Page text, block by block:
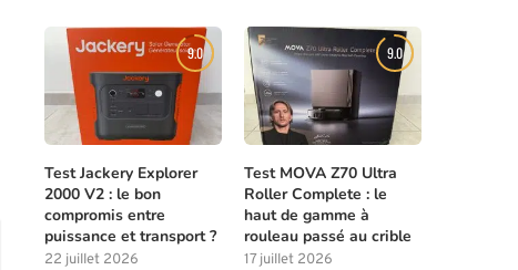
9.0
Test Jackery Explorer
2000 V2 : le bon
compromis entre
puissance et transport ?
22 juillet 2026
9.0
Test MOVA Z70 Ultra
Roller Complete : le
haut de gamme à
rouleau passé au crible
17 juillet 2026